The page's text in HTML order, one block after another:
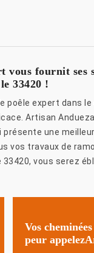
fournit ses
33420 !
poêle expert dans
Artisan
une
travaux de
vous serez
Vos
peur